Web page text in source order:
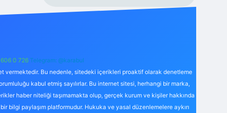
0 726 Telegram: @karabul
vermektedir. Bu nedenle, sitedeki içerikleri proaktif olarak denetleme
kabul etmiş sayılırlar. Bu internet sitesi, herhangi bir marka,
haber niteliği taşımamakta olup, gerçek kurum ve kişiler hakkında
bilgi paylaşım platformudur. Hukuka ve yasal düzenlemelere aykırı